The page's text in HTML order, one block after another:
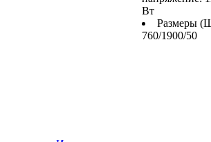
Вт
Размеры
760/1900/50